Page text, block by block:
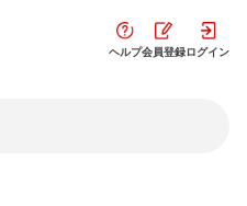
ヘルプ会員登録ログイン